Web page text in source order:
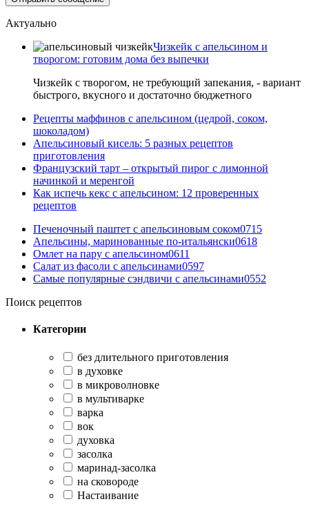
Актуально
Чизкейк с апельсином и
творогом: готовим дома без выпечки
Чизкейк с творогом, не требующий запекания, - вариант
быстрого, вкусного и достаточно бюджетного
Рецепты маффинов с апельсином (цедрой, соком,
шоколадом)
Апельсиновый кисель: 5 разных рецептов
приготовления
Французский тарт – открытый пирог с лимонной
начинкой и меренгой
Как испечь кекс с апельсином: 12 проверенных
рецептов
Печеночный паштет с апельсиновым соком0715
Апельсины, маринованные по-итальянски0618
Омлет на пару с апельсином0611
Салат из фасоли с апельсинами0597
Самые популярные сэндвичи с апельсинами0552
Поиск рецептов
Категории
без длительного приготовления
в духовке
в микроволновке
в мультиварке
варка
вок
духовка
засолка
маринад-засолка
на сковороде
Настаивание